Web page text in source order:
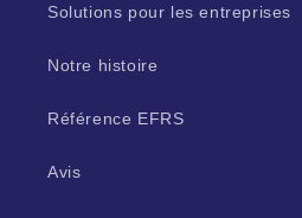
Solutions pour les entreprises
Notre histoire
Référence EFRS
Avis